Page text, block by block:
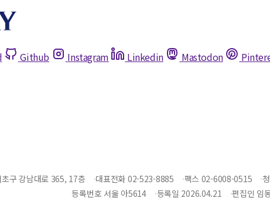
Github Instagram Linkedin Mastodon
구 강남대로 365, 17층 대표전화 02-523-8885 팩스 02-6008-0515
등록번호 서울 아5614
등록일 2026.04.21 편집인 임